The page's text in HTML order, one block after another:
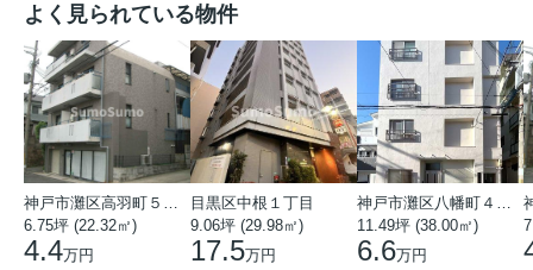
よく見られている物件
6.75坪 (22.32㎡)
4.4万円
目黒区中根１丁目
9.06坪 (29.98㎡)
17.5万円
11.49坪 (38.00㎡)
6.6万円